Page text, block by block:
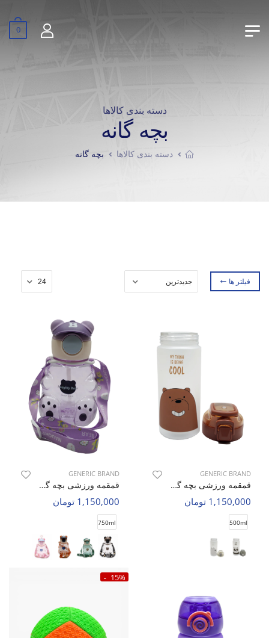
0
دسته بندی کالاها
بچه گانه
دسته بندی کالاها بچه گانه
فیلتر ها
GENERIC BRAND
قمقمه ورزشی بچه گانه بدون برند Bears C
1,150,000 تومان
500ml
GENERIC BRAND
قمقمه ورزشی بچه گانه بدون برند Bear Bottle C
1,150,000 تومان
750ml
15%